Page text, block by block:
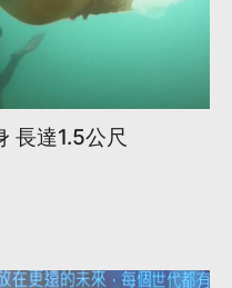
長達1.5公尺